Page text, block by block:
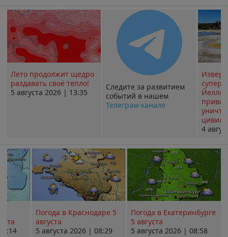
Лето продолжит щедро
раздавать своё тепло!
5 августа 2026 | 13:35
Следите за развитием
событий в нашем
Телеграм-канале
4
Погода в Краснодаре 5
августа
5 августа 2026 | 08:29
Погода в Екатеринбурге
5 августа
5 августа 2026 | 08:58